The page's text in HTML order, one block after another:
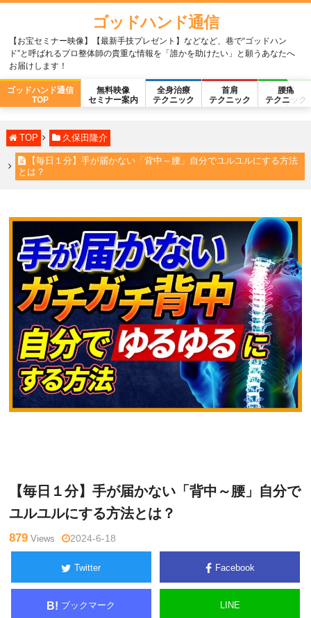
ゴッドハンド通信
【お宝セミナー映像】【最新手技プレゼント】などなど、巷で“ゴッドハン
ド”と呼ばれるプロ整体師の貴重な情報を「誰かを助けたい」と願うあなたへ
お届けします！
ゴッドハンド通信
TOP
無料映像
セミナー案内
全身治療
テクニック
首肩
テクニック
腰痛
テクニック
TOP 久保田隆介
【毎日１分】手が届かない「背中～腰」自分でユルユルにする方法
とは？
【毎日１分】手が届かない「背中～腰」自分で
ユルユルにする方法とは？
879 Views 2024-6-18
Twitter Facebook
B! ブックマーク LINE